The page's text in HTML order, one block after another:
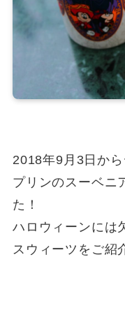
2018年9月3日か
プリンのスーベニ
た！
ハロウィーンには
スウィーツをご紹